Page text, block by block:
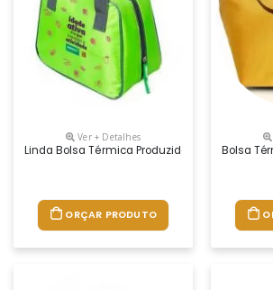
Ver + Detalhes
Linda Bolsa Térmica Produzida Em Nylon 70
ORÇAR PRODUTO
Bolsa